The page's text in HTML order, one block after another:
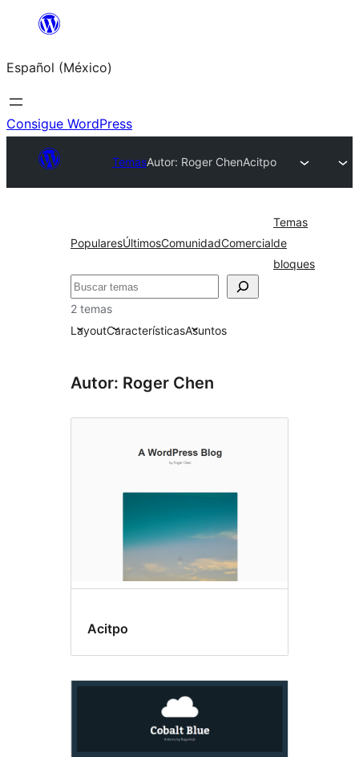
Saltar
contenido
Español (México)
Consigue WordPress
TemasAutor: Roger ChenAcitpo
PopularesÚltimosComunidadComercial
Temas
de
bloques
Buscar
2 temas
LayoutCaracterísticasAsuntos
Autor: Roger Chen
Acitpo